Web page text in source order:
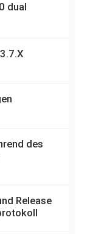
dual
des
Release